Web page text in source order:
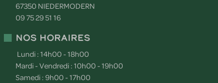
67350 NIEDERMODERN
09 75 29 51 16
Nos horaires
Lundi : 14h00 - 18h00
Mardi - Vendredi : 10h00 - 19h00
Samedi : 9h00 - 17h00